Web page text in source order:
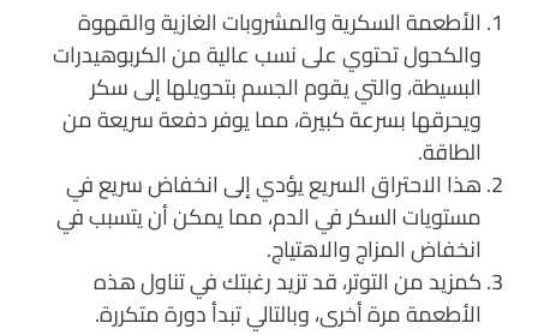
الأطعمة السكرية والمشروبات الغازية والقهوة
والكحول تحتوي على نسب عالية من الكربوهيدرات
البسيطة، والتي يقوم الجسم بتحويلها إلى سكر
ويحرقها بسرعة كبيرة، مما يوفر دفعة سريعة من
الطاقة.
هذا الاحتراق السريع يؤدي إلى انخفاض سريع في
مستويات السكر في الدم، مما يمكن أن يتسبب في
انخفاض المزاج والاهتياج.
كمزيد من التوتر، قد تزيد رغبتك في تناول هذه
الأطعمة مرة أخرى، وبالتالي تبدأ دورة متكررة.